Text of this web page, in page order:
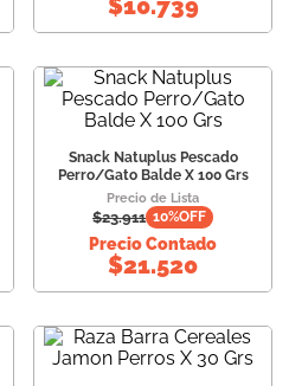
$10.739
Snack Natuplus Pescado
Perro/Gato Balde X 100 Grs
Precio de Lista
$23.911 10%OFF
Precio Contado
$21.520